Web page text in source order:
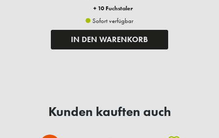
+ 10 Fuchstaler
Sofort verfügbar
IN DEN WARENKORB
Kunden kauften auch